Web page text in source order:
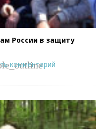
России в защиту
комментарий